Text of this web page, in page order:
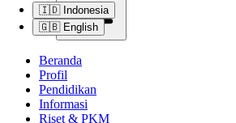
🇮🇩 Indonesia
🇬🇧 English
Beranda
Profil
Pendidikan
Informasi
Riset & PKM